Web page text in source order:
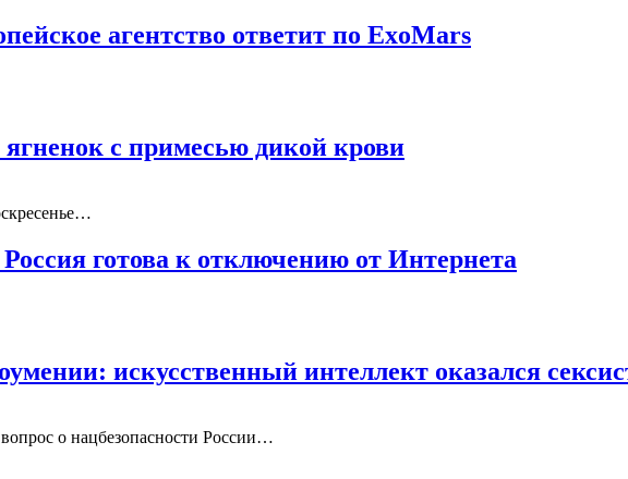
агентство ответит по ExoMars
с примесью дикой крови
готова к отключению от Интернета
искусственный интеллект оказался
о нацбезопасности России…